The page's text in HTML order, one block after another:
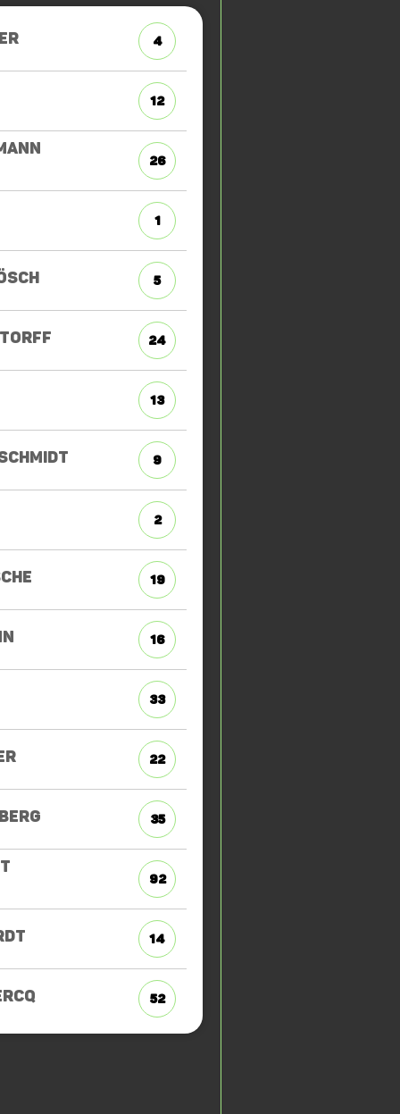
4
12
26
1
5
24
13
9
2
19
16
33
22
35
92
14
52